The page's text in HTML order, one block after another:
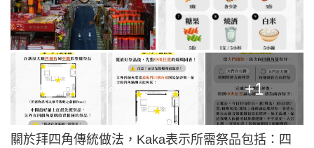
+1
關於拜四角傳統做法，Kaka表示所需祭品包括：四